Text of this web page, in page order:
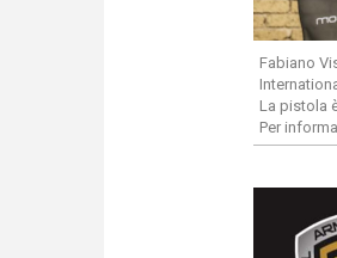
Fabiano
La pistola
Per